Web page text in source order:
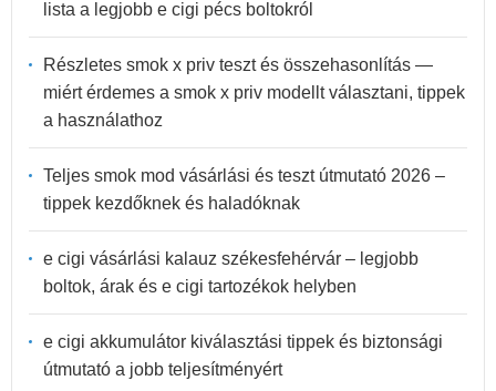
lista a legjobb e cigi pécs boltokról
Részletes smok x priv teszt és összehasonlítás —
miért érdemes a smok x priv modellt választani, tippek
a használathoz
Teljes smok mod vásárlási és teszt útmutató 2026 –
tippek kezdőknek és haladóknak
e cigi vásárlási kalauz székesfehérvár – legjobb
boltok, árak és e cigi tartozékok helyben
e cigi akkumulátor kiválasztási tippek és biztonsági
útmutató a jobb teljesítményért